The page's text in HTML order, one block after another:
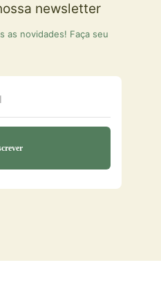
newsletter
as novidades! Faça seu